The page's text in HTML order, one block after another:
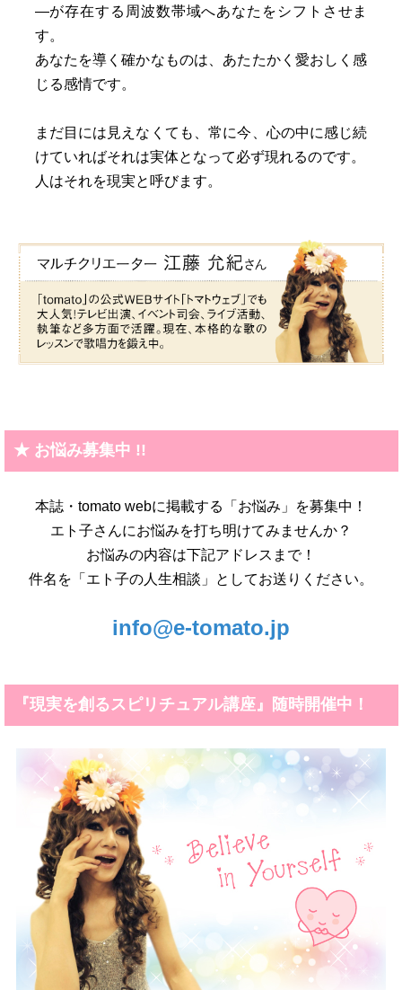
―が存在する周波数帯域へあなたをシフトさせま
す。
あなたを導く確かなものは、あたたかく愛おしく感
じる感情です。
まだ目には見えなくても、常に今、心の中に感じ続
けていればそれは実体となって必ず現れるのです。
人はそれを現実と呼びます。
★ お悩み募集中 !!
本誌・tomato webに掲載する「お悩み」を募集中！
エト子さんにお悩みを打ち明けてみませんか？
お悩みの内容は下記アドレスまで！
件名を「エト子の人生相談」としてお送りください。
info@e-tomato.jp
『現実を創るスピリチュアル講座』随時開催中！